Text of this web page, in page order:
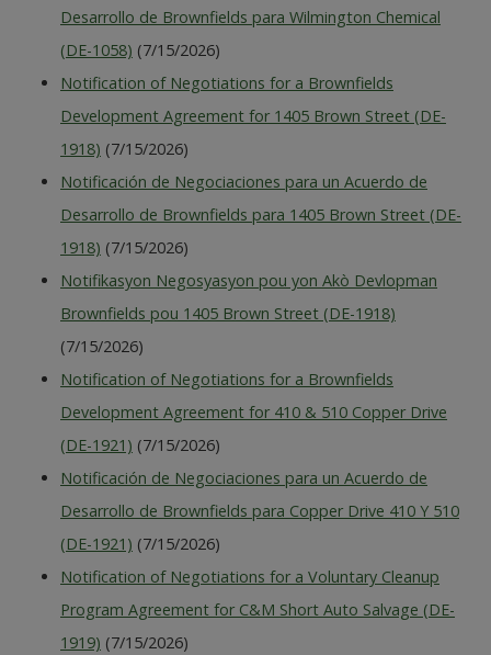
Desarrollo de Brownfields para Wilmington Chemical
(DE-1058) (7/15/2026)
Notification of Negotiations for a Brownfields
Development Agreement for 1405 Brown Street (DE-
1918) (7/15/2026)
Notificación de Negociaciones para un Acuerdo de
Desarrollo de Brownfields para 1405 Brown Street (DE-
1918) (7/15/2026)
Notifikasyon Negosyasyon pou yon Akò Devlopman
Brownfields pou 1405 Brown Street (DE-1918)
(7/15/2026)
Notification of Negotiations for a Brownfields
Development Agreement for 410 & 510 Copper Drive
(DE-1921) (7/15/2026)
Notificación de Negociaciones para un Acuerdo de
Desarrollo de Brownfields para Copper Drive 410 Y 510
(DE-1921) (7/15/2026)
Notification of Negotiations for a Voluntary Cleanup
Program Agreement for C&M Short Auto Salvage (DE-
1919) (7/15/2026)